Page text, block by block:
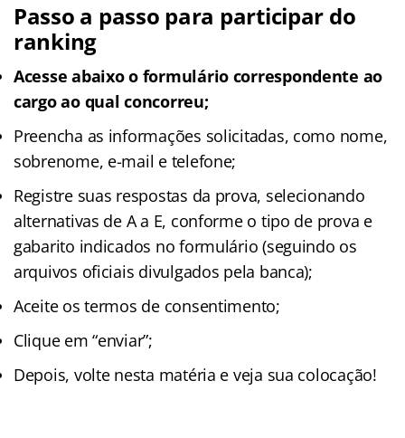
Passo a passo para participar do
ranking
Acesse abaixo o formulário correspondente ao
cargo ao qual concorreu;
Preencha as informações solicitadas, como nome,
sobrenome, e-mail e telefone;
Registre suas respostas da prova, selecionando
alternativas de A a E, conforme o tipo de prova e
gabarito indicados no formulário (seguindo os
arquivos oficiais divulgados pela banca);
Aceite os termos de consentimento;
Clique em “enviar”;
Depois, volte nesta matéria e veja sua colocação!